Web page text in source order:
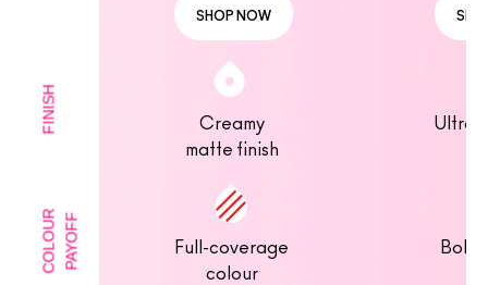
COLOURPAYOFF
FINISH
SHOP NOW
Creamy
matte finish
Full-coverage
colour
Ultra-
Bold